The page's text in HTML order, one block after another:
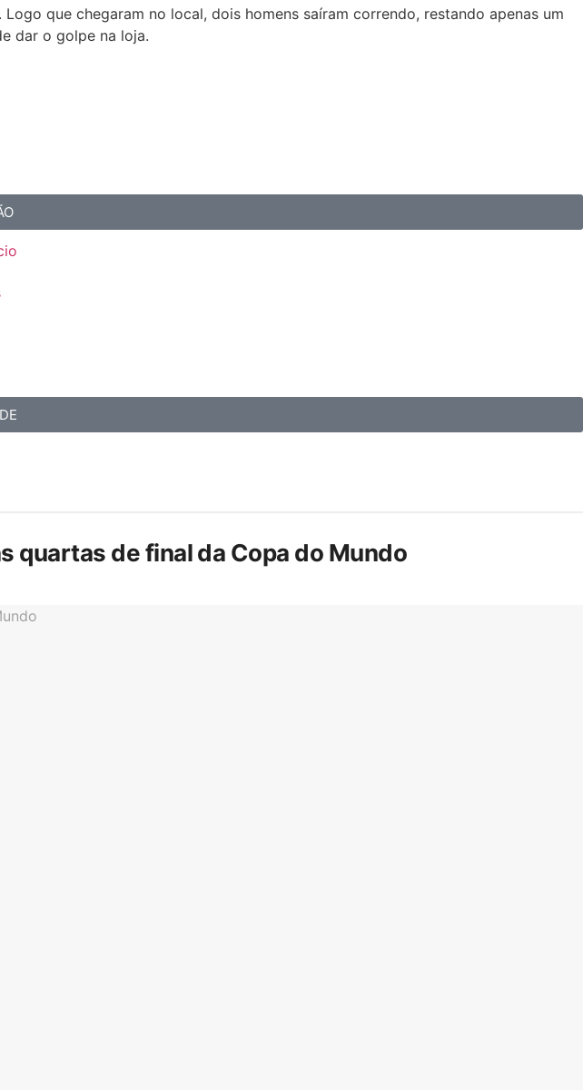
que chegaram no local, dois homens saíram correndo, restando apenas um
dar o golpe na loja.
quartas de final da Copa do Mundo